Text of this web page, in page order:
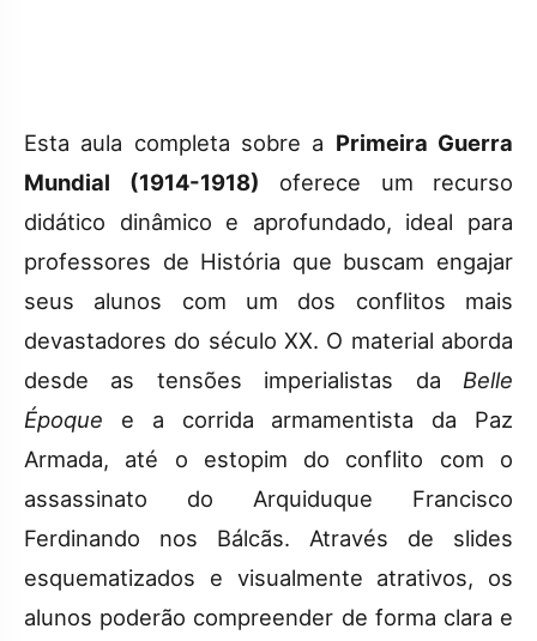
Esta aula completa sobre a Primeira Guerra
Mundial (1914-1918) oferece um recurso
didático dinâmico e aprofundado, ideal para
professores de História que buscam engajar
seus alunos com um dos conflitos mais
devastadores do século XX. O material aborda
desde as tensões imperialistas da Belle
Époque e a corrida armamentista da Paz
Armada, até o estopim do conflito com o
assassinato do Arquiduque Francisco
Ferdinando nos Bálcãs. Através de slides
esquematizados e visualmente atrativos, os
alunos poderão compreender de forma clara e